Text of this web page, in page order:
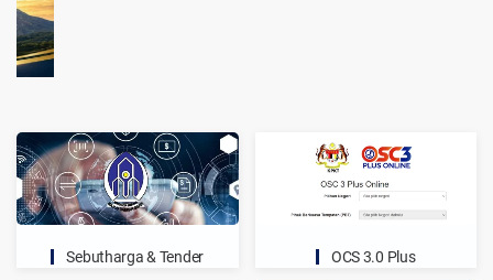
Sebutharga & Tender OCS 3.0 Plus